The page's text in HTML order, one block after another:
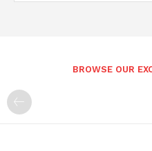
BROWSE OUR